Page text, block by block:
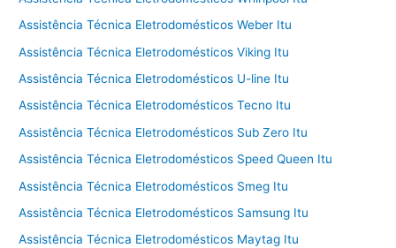
Assistência Técnica Eletrodomésticos Weber Itu
Assistência Técnica Eletrodomésticos Viking Itu
Assistência Técnica Eletrodomésticos U-line Itu
Assistência Técnica Eletrodomésticos Tecno Itu
Assistência Técnica Eletrodomésticos Sub Zero Itu
Assistência Técnica Eletrodomésticos Speed Queen Itu
Assistência Técnica Eletrodomésticos Smeg Itu
Assistência Técnica Eletrodomésticos Samsung Itu
Assistência Técnica Eletrodomésticos Maytag Itu